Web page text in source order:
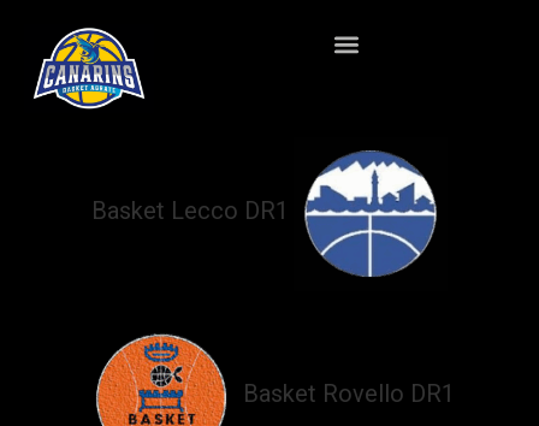
Basket Lecco DR1
Basket Rovello DR1